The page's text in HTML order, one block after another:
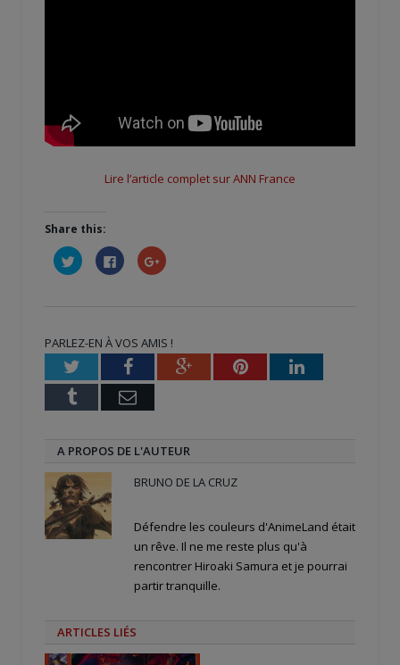
Lire l’article complet sur ANN France
Share this:
Cliquez
pour
partager
fenêtre)
Cliquez
pour
partager
fenêtre)
Cliquez
pour
nouvelle
fenêtre)
PARLEZ-EN À VOS AMIS !
TwitterFacebookGoogle+PinterestLinkedIn
Tumblr Email
A PROPOS DE L'AUTEUR
BRUNO DE LA CRUZ
Défendre les couleurs d'AnimeLand était
un rêve. Il ne me reste plus qu'à
rencontrer Hiroaki Samura et je pourrai
partir tranquille.
ARTICLES LIÉS